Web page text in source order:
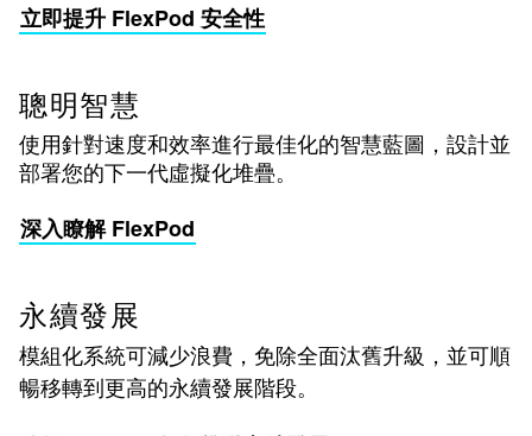
立即提升 FlexPod 安全性
聰明智慧
使用針對速度和效率進行最佳化的智慧藍圖，設計並
部署您的下一代虛擬化堆疊。
深入瞭解 FlexPod
永續發展
模組化系統可減少浪費，免除全面汰舊升級，並可順
暢移轉到更高的永續發展階段。